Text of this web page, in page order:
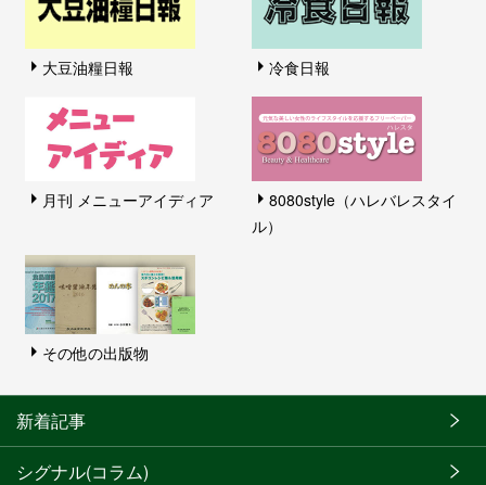
大豆油糧日報 冷食日報
月刊 メニューアイディア
8080style（ハレバレスタイ
ル）
その他の出版物
新着記事
シグナル(コラム)